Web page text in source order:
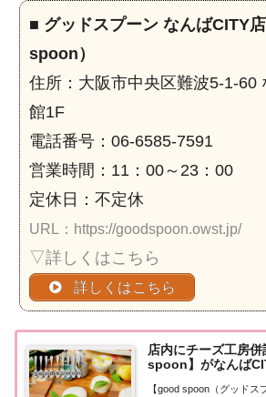
■ グッドスプーン なんばCITY
spoon）
住所：大阪市中央区難波5-1-60
館1F
電話番号：06-6585-7591
営業時間：11：00～23：00
定休日：不定休
URL：https://goodspoon.owst.jp/
▽詳しくはこちら
詳しくはこちら
店内にチーズ工房
spoon】がなんば
【good spoon（グッド